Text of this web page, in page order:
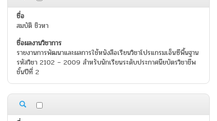
สมบัติ ชิวหา
รายงานการพัฒนาและผลการใช้หนังสือเรียนวิชาโปรแกรมเอ็นซีพื้นฐาน
รหัสวิชา 2102 – 2009 สำหรับนักเรียนระดับประกาศนียบัตรวิชาชีพ
ชั้นปีที่ 2